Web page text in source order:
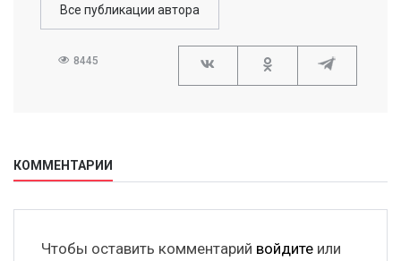
Все публикации автора
8445
КОММЕНТАРИИ
Чтобы оставить комментарий войдите или